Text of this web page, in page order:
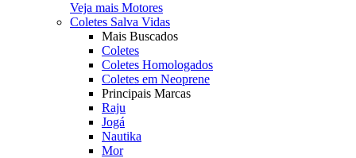
Veja mais Motores
Coletes Salva Vidas
Mais Buscados
Coletes
Coletes Homologados
Coletes em Neoprene
Principais Marcas
Raju
Jogá
Nautika
Mor